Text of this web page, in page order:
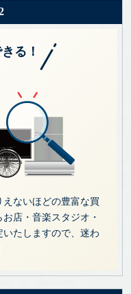
る！
ないほどの豊富な買
店・音楽スタジオ・
たしますので、迷わ